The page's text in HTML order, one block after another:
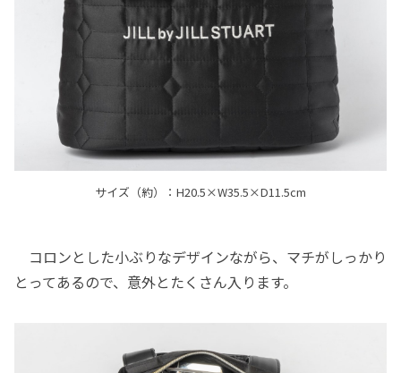
サイズ（約）：H20.5×W35.5×D11.5cm
コロンとした小ぶりなデザインながら、マチがしっかり
とってあるので、意外とたくさん入ります。